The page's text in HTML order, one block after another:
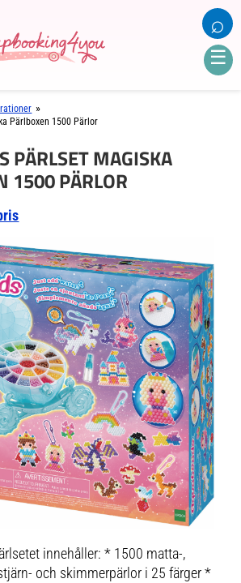
☰
⌕
»
Pärlboxen 1500 Pärlor
PÄRLSET MAGISKA
1500 PÄRLOR
innehåller: * 1500 matta-,
och skimmerpärlor i 25 färger *